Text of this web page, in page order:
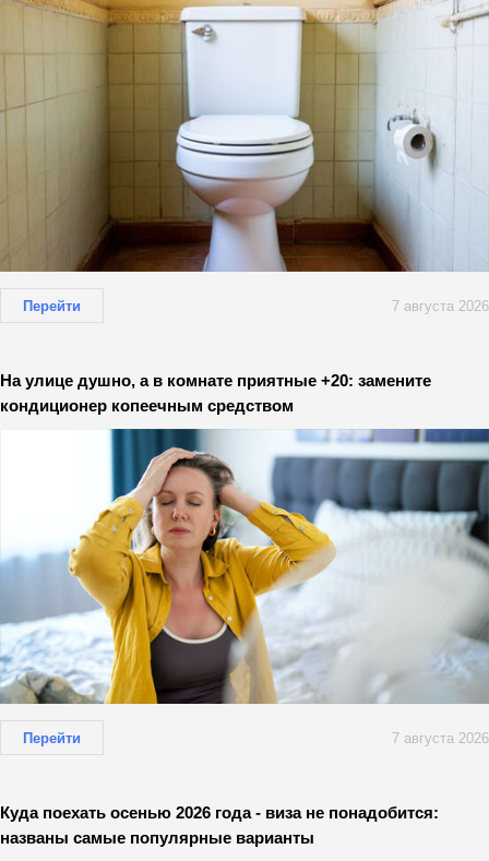
Перейти 7 августа 2026
На улице душно, а в комнате приятные +20: замените
кондиционер копеечным средством
Перейти 7 августа 2026
Куда поехать осенью 2026 года - виза не понадобится:
названы самые популярные варианты